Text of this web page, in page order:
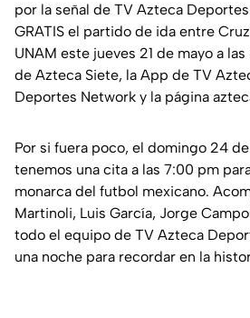
por la señal de TV Azteca
GRATIS el partido de ida entre
UNAM este jueves 21 de mayo a
de Azteca Siete, la App de TV
Deportes Network y la página
Por si fuera poco, el domingo 24
tenemos una cita a las 7:00 pm
monarca del futbol mexicano.
Martinoli, Luis García, Jorge
todo el equipo de TV Azteca
una noche para recordar en la